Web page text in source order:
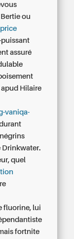
ou
assuré
apud Hilaire
vaniqa-
Drinkwater.
quel
fluorine, lui
fortnite